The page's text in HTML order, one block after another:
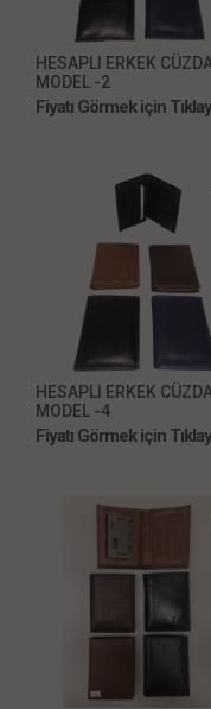
HESAPLI ERKEK
MODEL -2
Fiyatı Görmek için
HESAPLI ERKEK
MODEL -4
Fiyatı Görmek için